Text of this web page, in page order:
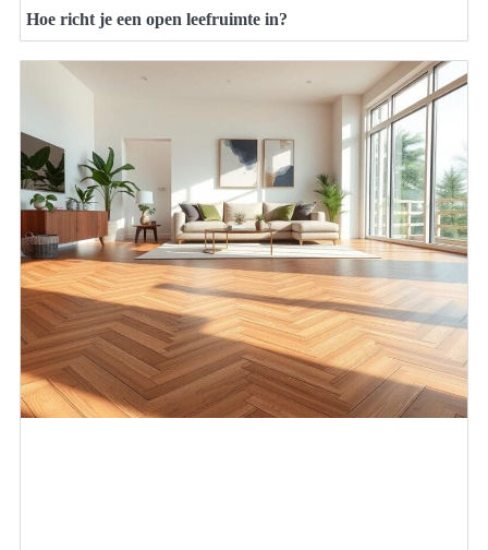
Hoe richt je een open leefruimte in?